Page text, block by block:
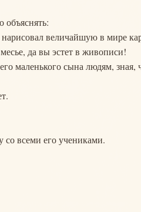
объяснять:
величайшую в мире
да вы эстет в живописи!
маленького сына людям, зная,
со всеми его учениками.